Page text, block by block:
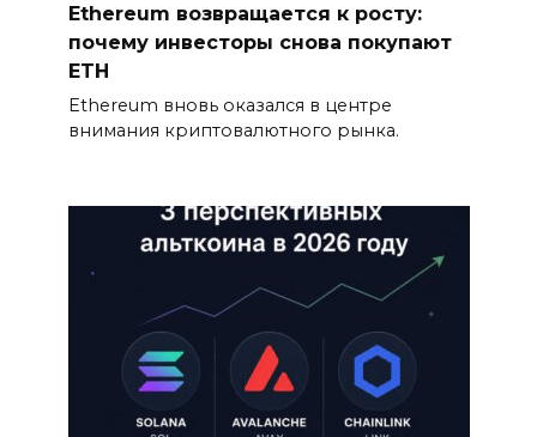
Ethereum возвращается к росту:
почему инвесторы снова покупают
ETH
Ethereum вновь оказался в центре
внимания криптовалютного рынка.